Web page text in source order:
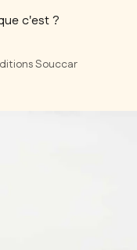
c'est ?
Souccar